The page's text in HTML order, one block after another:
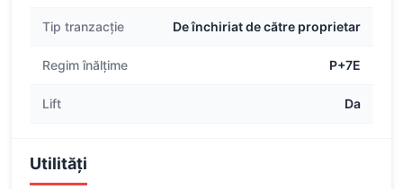
Tip tranzacție De închiriat de către proprietar
Regim înălțime P+7E
Lift Da
Utilități